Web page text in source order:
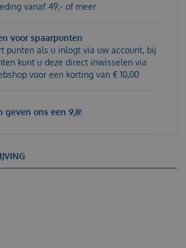
vanaf 49,- of meer
voor spaarpunten
punten als u inlogt via uw account, bij
kunt u deze direct inwisselen via
voor een korting van € 10,00
geven ons een 9,8!